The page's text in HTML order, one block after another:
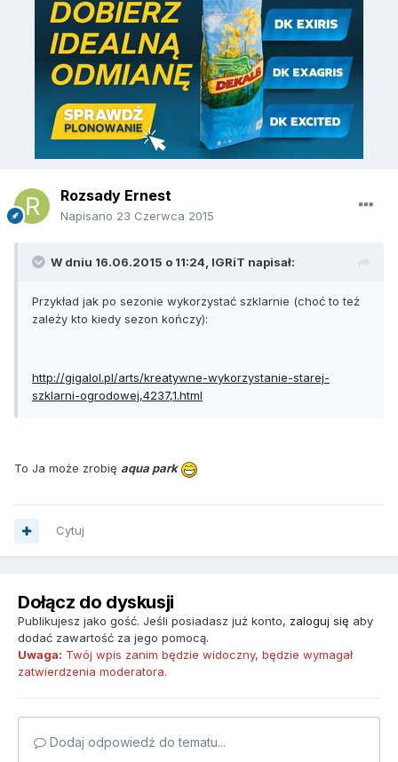
Rozsady Ernest
Napisano 23 Czerwca 2015
W dniu 16.06.2015 o 11:24, IGRiT napisał:
Przykład jak po sezonie wykorzystać szklarnie (choć to też
zależy kto kiedy sezon kończy):
http://gigalol.pl/arts/kreatywne-wykorzystanie-starej-
szklarni-ogrodowej,4237,1.html
To Ja może zrobię aqua park
Cytuj
Dołącz do dyskusji
Publikujesz jako gość. Jeśli posiadasz już konto, zaloguj się aby
dodać zawartość za jego pomocą.
Uwaga: Twój wpis zanim będzie widoczny, będzie wymagał
zatwierdzenia moderatora.
Dodaj odpowiedź do tematu...